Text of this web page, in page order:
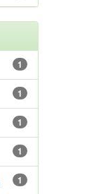
1
1
1
1
1